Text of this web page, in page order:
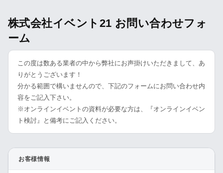
株式会社イベント21 お問い合わせフォ
ーム
この度は数ある業者の中から弊社にお声掛けいただきまして、あ
りがとうございます！
分かる範囲で構いませんので、下記のフォームにお問い合わせ内
容をご記入下さい。
※オンラインイベントの資料が必要な方は、『オンラインイベン
ト検討』と備考にご記入ください。
お客様情報